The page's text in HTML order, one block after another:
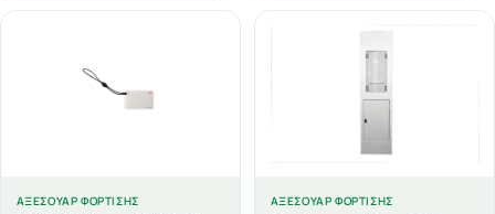
ΑΞΕΣΟΥΆΡ ΦΌΡΤΙΣΗΣ ΑΞΕΣΟΥΆΡ ΦΌΡΤΙΣΗΣ